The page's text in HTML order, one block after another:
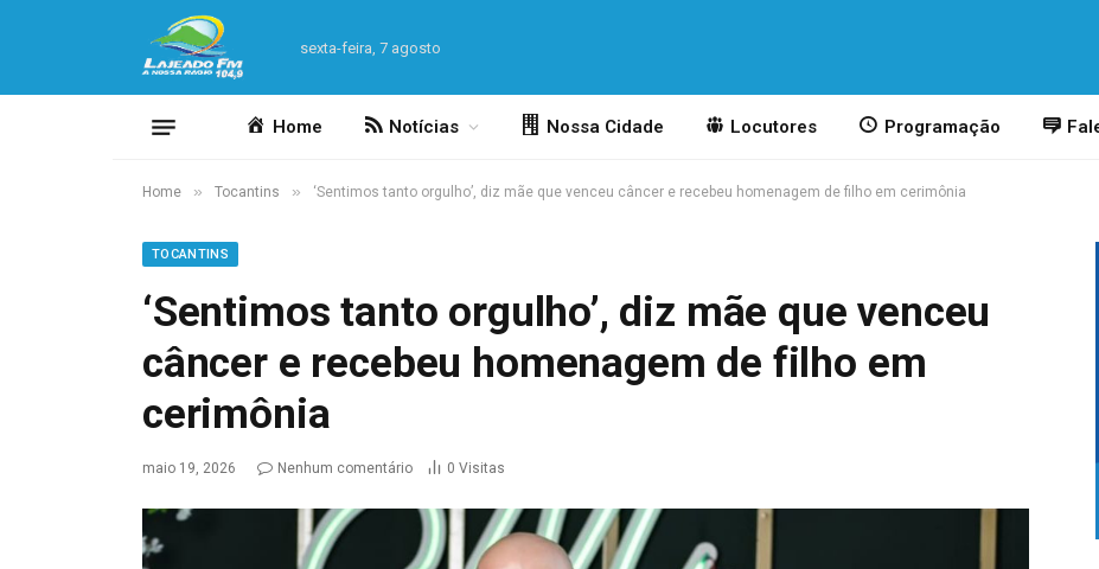
sexta-feira, 7 agosto
Home Notícias Nossa Cidade Locutores Programação
Home » Tocantins » ‘Sentimos tanto orgulho’, diz mãe que venceu câncer e recebeu homenagem de filho em cerimônia
TOCANTINS
‘Sentimos tanto orgulho’, diz mãe que venceu
câncer e recebeu homenagem de filho em
cerimônia
maio 19, 2026 Nenhum comentário 0 Visitas